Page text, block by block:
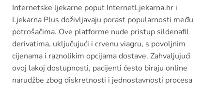
Internetske ljekarne poput InternetLjekarna.hr i
Ljekarna Plus doživljavaju porast popularnosti među
potrošačima. Ove platforme nude pristup sildenafil
derivatima, uključujući i crvenu viagru, s povoljnim
cijenama i raznolikim opcijama dostave. Zahvaljujući
ovoj lakoj dostupnosti, pacijenti često biraju online
narudžbe zbog diskretnosti i jednostavnosti procesa